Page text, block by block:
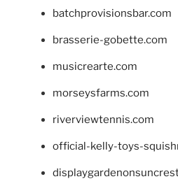
batchprovisionsbar.com
brasserie-gobette.com
musicrearte.com
morseysfarms.com
riverviewtennis.com
official-kelly-toys-